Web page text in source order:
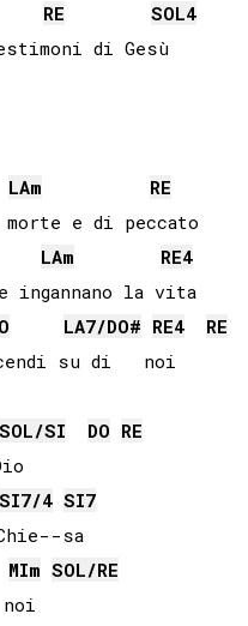
RE SOL4
di Gesù
LAm
RE
e di peccato
LAm RE4
LA7/DO# RE4
RE
su di   noi
SOL/SI DO RE
SI7/4 SI7
MIm SOL/RE